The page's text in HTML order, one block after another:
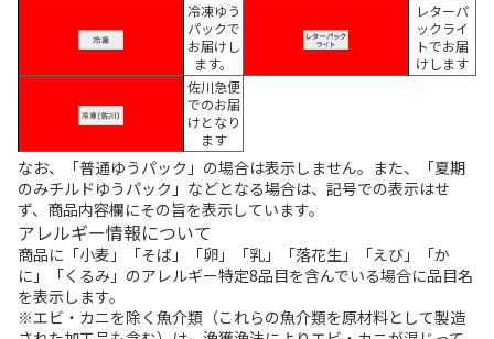
冷凍ゆう
パックで
お届けし
ます。
レターパ
ックライ
トでお届
けします
佐川急便
でのお届
けとなり
ます
なお、「普通ゆうパック」の場合は表示しません。また、「夏期
のみチルドゆうパック」などとなる場合は、記号での表示はせ
ず、商品内容欄にその旨を表示しています。
アレルギー情報について
商品に「小麦」「そば」「卵」「乳」「落花生」「えび」「か
に」「くるみ」のアレルギー特定8品目を含んでいる場合に品目名
を表示します。
※エビ・カニを除く魚介類（これらの魚介類を原材料として製造